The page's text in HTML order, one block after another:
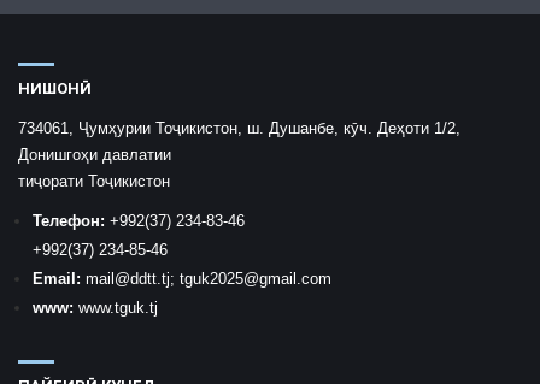
НИШОНӢ
734061, Ҷумҳурии Тоҷикистон, ш. Душанбе, кӯч. Деҳоти 1/2,
Донишгоҳи давлатии
тиҷорати Тоҷикистон
Телефон: +992(37) 234-83-46
+992(37) 234-85-46
Email: mail @ddtt.tj; tguk2025@gmail.com
www: www.tguk.tj